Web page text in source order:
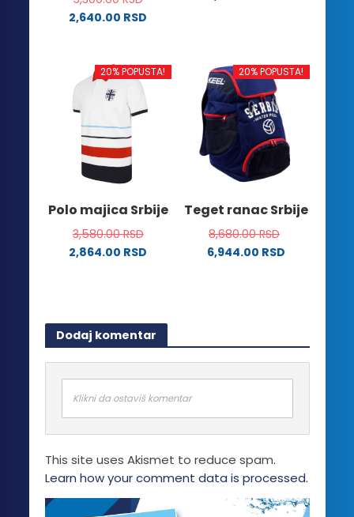
2,640.00 RSD
ima
više
varijanti.
Opcije
mogu
biti
izabrane
stranici
proizvoda.
više
varijanti.
Opcije
mogu
biti
izabrane
na
proizvoda.
20% POPUSTA!
Polo majica Srbije
3,580.00RSD
2,864.00 RSD
više
varijanti.
Opcije
mogu
biti
izabrane
na
stranici
20% POPUSTA!
Teget ranac Srbije
8,680.00RSD
6,944.00 RSD
Dodaj komentar
Klikni da ostaviš komentar
This site uses Akismet to reduce spam.
Learn how your comment data is processed.